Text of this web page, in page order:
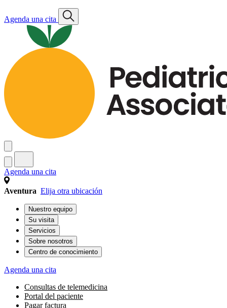
Agenda una cita
Agenda una cita
Aventura Elija otra ubicación
Nuestro equipo
Su visita
Servicios
Sobre nosotros
Centro de conocimiento
Agenda una cita
Consultas de telemedicina
Portal del paciente
Pagar factura